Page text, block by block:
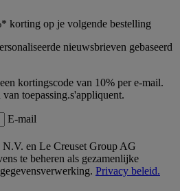
korting op je volgende bestelling
nieuwsbrieven gebaseerd
kortingscode van 10% per e-mail.
toepassing.s'appliquent.
E-mail
en Le Creuset Group AG
te beheren als gezamenlijke
Privacy beleid.